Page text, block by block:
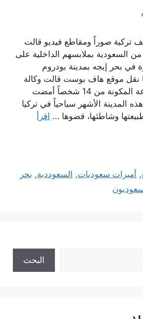
تركية صوراً ومقاطع فيديو قالت
من السعودية بملابسهم الداخلية على
في بحر إيجه بمدينة بودروم
نقل موقع هاف بوست قالت وكالة
دوغان إن “المجموعة المكونة من 14 شخصاً أمضت
المدينة الأشهر سياحياً في تركيا
وشاطئها، قضوها … اقرأ
, أميرات سعوديات, السعوددية, بحر
البحث